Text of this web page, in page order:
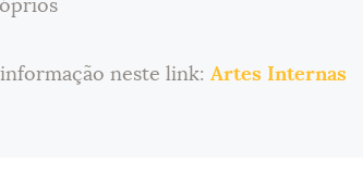
informação neste link:Artes Internas